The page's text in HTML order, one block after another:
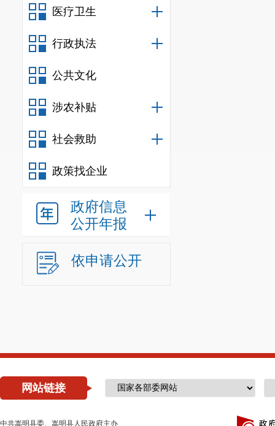
医疗卫生
行政执法
公共文化
涉农补贴
社会救助
政策找企业
政府信息
公开年报
依申请公开
网站链接
中共嵩明县委、嵩明县人民政府主办